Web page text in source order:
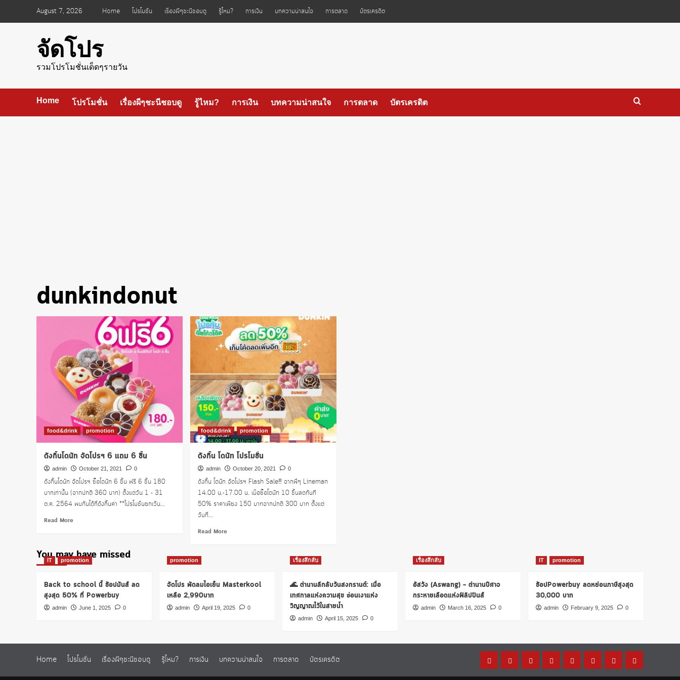
August 7, 2026 Home โปรโมชั่น เรื่องผีๆชะนีชอบดู รู้ไหม? การเงิน บทความน่าสนใจ การตลาด บัตรเครดิต
จัดโปร
รวมโปรโมชั่นเด็ดๆรายวัน
Home โปรโมชั่น เรื่องผีๆชะนีชอบดู รู้ไหม? การเงิน บทความน่าสนใจ การตลาด บัตรเครดิต
dunkindonut
food&drink promotion
ดังกิ้นโดนัท จัดโปรฯ 6 แถม 6 ชิ้น
admin October 21, 2021 0
ดังกิ้นโดนัท จัดโปรฯ ซื้อโดนัท 6 ชิ้น ฟรี 6 ชิ้น 180
บาทเท่านั้น (จากปกติ 360 บาท) ตั้งแต่วัน 1 - 31
ต.ค. 2564 พบกันได้ที่ดังกิ้นค่า **โปรโมชั่นยกเว้น...
Read More
กิ้น
โดนัท
โปรฯ
6
แถม
food&drink promotion
ดังกิ้น โดนัท โปรโมชั่น
admin October 20, 2021 0
ดังกิ้น โดนัท จัดโปรฯ Flash Sale‼️ จากพี่ๆ Lineman
14.00 น.-17.00 น. เมื่อซื้อโดนัท 10 ชิ้นลดทันที
50% ราคาเพียง 150 บาทจากปกติ 300 บาท ตั้งแต่
วันที่...
Read MoreRead
โปร
ชั่น
You may have missed
IT promotion
Back to school นี้ ช้อปมันส์ ลด
สูงสุด 50% ที่ Powerbuy
admin June 1, 2025 0
promotion
จัดโปร พัดลมไอเย็น Masterkool
เหลือ 2,990บาท
admin April 19, 2025 0
เรื่องลึกลับ
🌊 ตำนานลึกลับวันสงกรานต์: เมื่อ
เทศกาลแห่งความสุข ซ่อนเงาแห่ง
วิญญาณไว้ในสายน้ำ
admin April 15, 2025 0
เรื่องลึกลับ
อัสวัง (Aswang) – ตำนานปีศาจ
กระหายเลือดแห่งฟิลิปปินส์
admin March 16, 2025 0
IT promotion
ช้อปPowerbuy ลดหย่อนภาษีสูงสุด
30,000 บาท
admin February 9, 2025 0
Home โปรโมชั่น เรื่องผีๆชะนีชอบดู รู้ไหม? การเงิน บทความน่าสนใจ การตลาด บัตรเครดิต Home
โปร
โม
เรื่อง
ผีๆ
รู้
ไหม?
การ
เงิน
บทความ
น่า
การ
ตลาด
บัตร
เครดิต